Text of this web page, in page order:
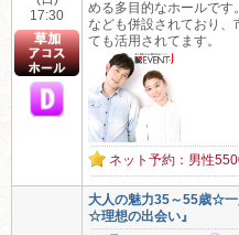
17:30
める多目的なホールです
なども併設されており、
ても活用されてます。
ネット予約：男性
大人の魅力35～55歳☆
☆理想の出会い』